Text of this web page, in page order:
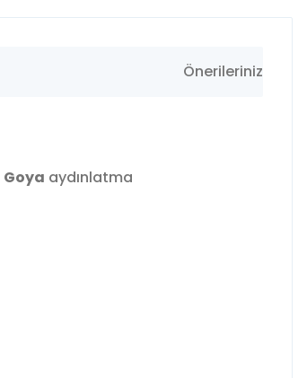
Önerileriniz
Goya aydınlatma